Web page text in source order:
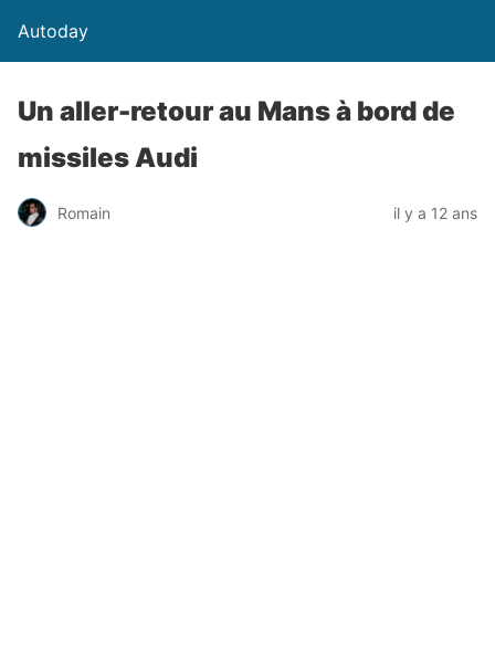
Autoday
Un aller-retour au Mans à bord de
missiles Audi
Romain il y a 12 ans